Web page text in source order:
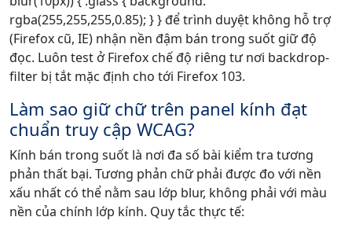
rgba(255,255,255,0.85); } } để trình duyệt không hỗ trợ
(Firefox cũ, IE) nhận nền đậm bán trong suốt giữ độ
đọc. Luôn test ở Firefox chế độ riêng tư nơi backdrop-
filter bị tắt mặc định cho tới Firefox 103.
Làm sao giữ chữ trên panel kính đạt
chuẩn truy cập WCAG?
Kính bán trong suốt là nơi đa số bài kiểm tra tương
phản thất bại. Tương phản chữ phải được đo với nền
xấu nhất có thể nằm sau lớp blur, không phải với màu
nền của chính lớp kính. Quy tắc thực tế: